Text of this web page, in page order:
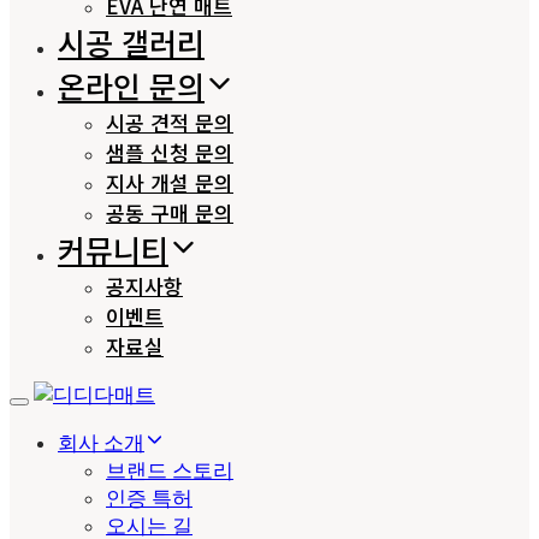
시공 갤러리
온라인 문의
시공 견적 문의
샘플 신청 문의
지사 개설 문의
공동 구매 문의
커뮤니티
공지사항
이벤트
자료실
Toggle
navigation
회사 소개
브랜드 스토리
인증 특허
오시는 길